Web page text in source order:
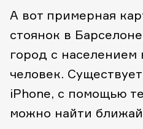
А вот примерная
стоянок в
город с населением
человек.
iPhone, с помощью
можно найти